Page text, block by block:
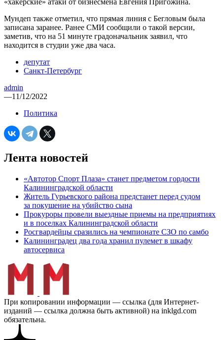
Мундеп также отметил, что прямая линия с Бегловым была
записана заранее. Ранее СМИ сообщили о такой версии,
заметив, что на 51 минуте градоначальник заявил, что
находится в студии уже два часа.
депутат
Санкт-Петербург
admin
—11/12/2022
Политика
Лента новостей
«Автотор Спорт Плаза» станет предметом гордости
Калининградской области
Житель Гурьевского района предстанет перед судом
за покушение на убийство сына
Прокуроры провели выездные приемы на предприятиях
и в поселках Калининградской области
Росгвардейцы сразились на чемпионате СЗО по самбо
Калининградец два года хранил пулемет в шкафу
автосервиса
При копировании информации — ссылка (для Интернет-
изданий — ссылка должна быть активной) на inklgd.com
обязательна.